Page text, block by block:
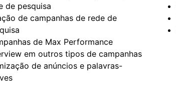
de pesquisa
de campanhas de rede de
de Max Performance
em outros tipos de campanhas
de anúncios e palavras-